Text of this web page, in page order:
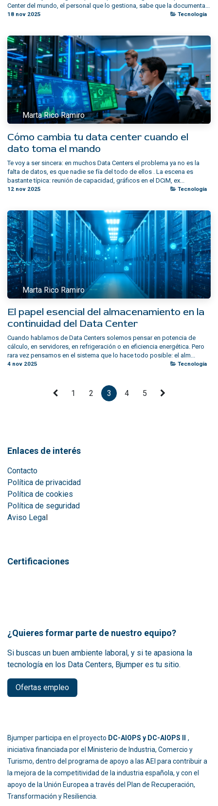
Center del mundo, el personal que lo gestiona, sabe que la documenta...
18 nov 2025 Tecnología
Marta Rico Ramiro
Cómo cambia tu data center cuando el
dato toma el mando
Te voy a ser sincera: en muchos Data Centers el problema ya no es la
falta de datos, es que nadie se fía del todo de ellos . La escena es
bastante típica: reunión de capacidad, gráficos en el DCiM, ex...
12 nov 2025 Tecnología
Marta Rico Ramiro
El papel esencial del almacenamiento en la
continuidad del Data Center
Cuando hablamos de Data Centers solemos pensar en potencia de
cálculo, en servidores, en refrigeración o en eficiencia energética. Pero
rara vez pensamos en el sistema que lo hace todo posible: el alm...
4 nov 2025 Tecnología
1 2 3 4 5
Enlaces de interés
Contacto
Política de privacidad
Política de cookies
Política de seguridad
Aviso Lega
Certificaciones
¿Quieres formar parte de nuestro equipo?
Si buscas un buen ambiente laboral, y si te apasiona la
tecnología en los Data Centers, Bjumper es tu sitio.
Ofertas empleo
Bjumper participa en el proyecto DC-AIOPS y DC-AIOPS II
,
iniciativa financiada por el Ministerio de Industria, Comercio y
Turismo, dentro del programa de apoyo a las AEI para contribuir a
la mejora de la competitividad de la industria española, y con el
apoyo de la Unión Europea a través del Plan de Recuperación,
Transformación y Resiliencia.